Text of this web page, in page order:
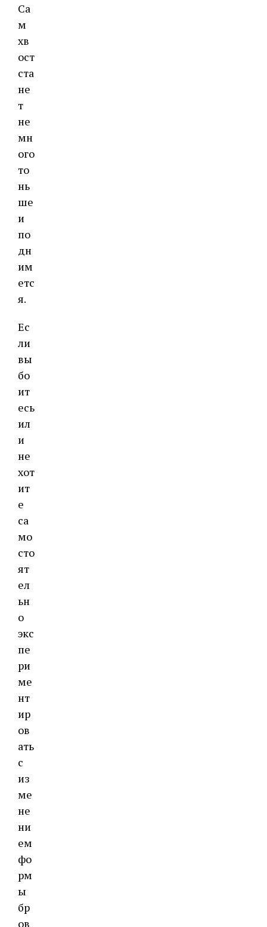
Са
м
хв
ост
ста
не
т
не
мн
ого
то
нь
ше
и
по
дн
им
етс
я.
Ес
ли
вы
бо
ит
есь
ил
и
не
хот
ит
е
са
мо
сто
ят
ел
ьн
о
экс
пе
ри
ме
нт
ир
ов
ать
с
из
ме
не
ни
ем
фо
рм
ы
бр
ов